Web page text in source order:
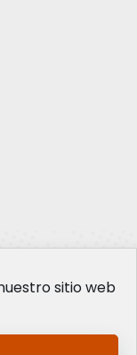
sitio web